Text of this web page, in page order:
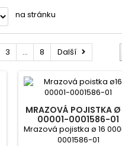
na stránku
3 ... 8 Další
MRAZOVÁ POJISTKA Ø
00001-0001586-01
Mrazová pojistka ø 16
0001586-01